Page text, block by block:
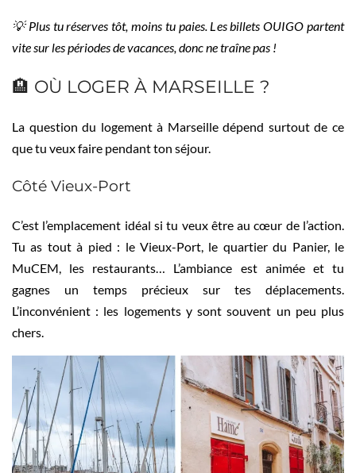
💡 Plus tu réserves tôt, moins tu paies. Les billets OUIGO partent
vite sur les périodes de vacances, donc ne traîne pas !
🏨 OÙ LOGER À MARSEILLE ?
La question du logement à Marseille dépend surtout de ce
que tu veux faire pendant ton séjour.
Côté Vieux-Port
C’est l’emplacement idéal si tu veux être au cœur de l’action.
Tu as tout à pied : le Vieux-Port, le quartier du Panier, le
MuCEM, les restaurants… L’ambiance est animée et tu
gagnes un temps précieux sur tes déplacements.
L’inconvénient : les logements y sont souvent un peu plus
chers.